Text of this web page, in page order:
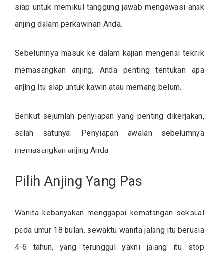
siap untuk memikul tanggung jawab mengawasi anak
anjing dalam perkawinan Anda.
Sebelumnya masuk ke dalam kajian mengenai teknik
memasangkan anjing, Anda penting tentukan apa
anjing itu siap untuk kawin atau memang belum.
Berikut sejumlah penyiapan yang penting dikerjakan,
salah satunya: Penyiapan awalan sebelumnya
memasangkan anjing Anda
Pilih Anjing Yang Pas
Wanita kebanyakan menggapai kematangan seksual
pada umur 18 bulan. sewaktu wanita jalang itu berusia
4-6 tahun, yang terunggul yakni jalang itu stop